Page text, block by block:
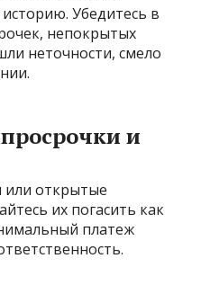
Убедитесь в
непокрытых
неточности, смело
и
или открытые
их погасить как
платеж